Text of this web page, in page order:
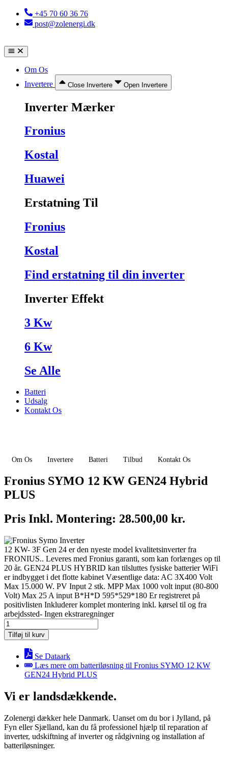
Videre
+45 70 60 36 76
post@zolenergi.dk
Om Os
Invertere
Close Invertere Open Invertere
Inverter Mærker
Fronius
Kostal
Huawei
Erstatning Til
Fronius
Kostal
Find erstatning til din inverter
Inverter Effekt
3 Kw
6 Kw
Se Alle
Batteri
Udsalg
Kontakt Os
Om Os Invertere Batteri Tilbud Kontakt Os
Fronius SYMO 12 KW GEN24 Hybrid
PLUS
Pris Inkl. Montering: 28.500,00 kr.
12 KW- 3F Gen 24 er den nyeste model kvalitetsinverter fra
FRONIUS.. Leveres med Fronius garanti, som kan forlænges op til
20 år. GEN24 PLUS HYBRID kan tilsluttes fysiske batterier WiFi
er indbygget i det flotte kabinet Væsentlige data: AC 3X400 Volt
Max 15.000 W. PV Input 2 stk. MPP Max 1000 volt input (80-800
Volt) Max 25 A input B*H*D 595*529*180 Er registreret på
positivlisten Inkluderer komplet montering inkl. kørsel til og fra
arbejdssted- Ingen ekstraregninger
Fronius
SYMO
12
GEN24
Hybrid
Tilføj til kurv
Se Dataark
Læs mere om batteriløsning til Fronius SYMO 12 KW
GEN24 Hybrid PLUS
Vi er landsdækkende.
Zolenergi dækker hele Danmark. Uanset om du bor i Jylland, på
Fyn eller Sjælland, kan du få professionel hjælp til reparation af
inverter, udskiftning af inverter og rådgivning og installation af
batteriløsninger.